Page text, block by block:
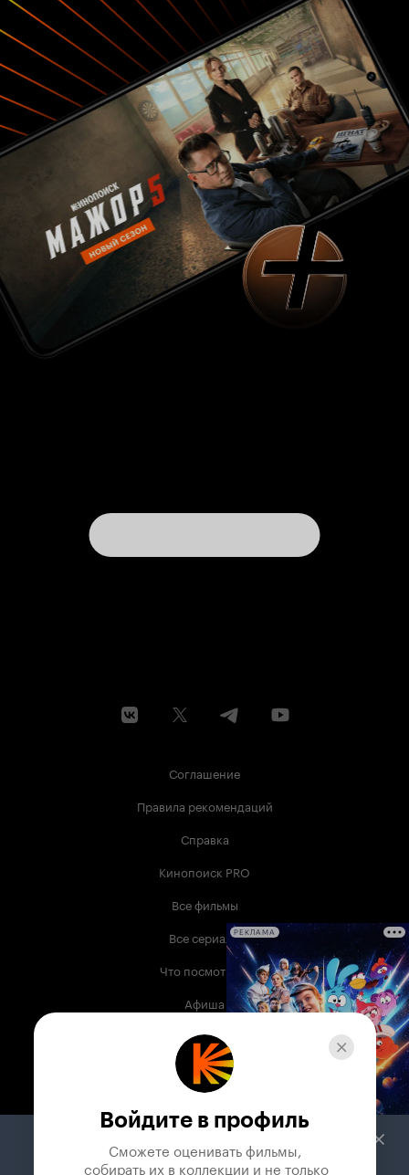
Соглашение
Правила рекомендаций
Справка
Кинопоиск PRO
Все фильмы
Все сериалы
Что посмотреть
Афиша
Музыка
Телепрограмма
Служба поддержки
РЕКЛАМА
Войдите в профиль
Сможете оценивать фильмы,
собирать их в коллекции и не только